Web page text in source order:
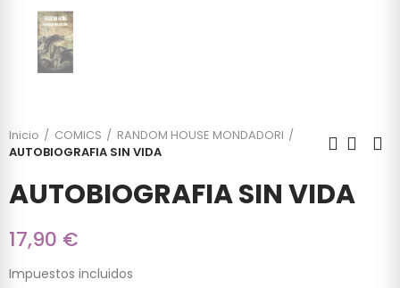
Inicio COMICS
RANDOM HOUSE MONDADORI
AUTOBIOGRAFIA SIN VIDA
AUTOBIOGRAFIA SIN VIDA
17,90 €
Impuestos incluidos